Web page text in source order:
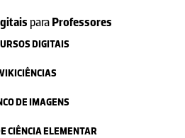
paraProfessores
DIGITAIS
DE IMAGENS
CIÊNCIA ELEMENTAR